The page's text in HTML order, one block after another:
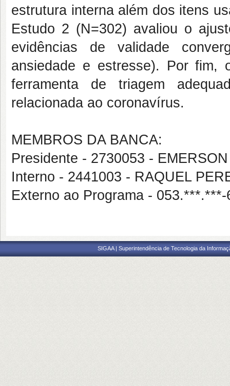
estrutura interna além dos itens
Estudo 2 (N=302) avaliou o
evidências de validade
ansiedade e estresse). Por fim,
ferramenta de triagem
relacionada ao coronavírus.
MEMBROS DA BANCA:
Presidente - 2730053 -
Interno - 2441003 - RAQUEL
Externo ao Programa -
SIGAA | Superintendência de Tecnologia da